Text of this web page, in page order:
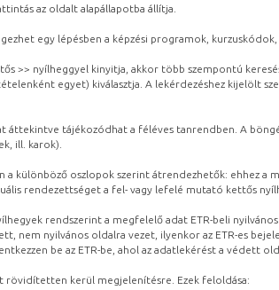
az oldalt alapállapotba állítja.
egy lépésben a képzési programok,
>> nyílheggyel kinyitja, akkor több szempontú
egyet) kiválasztja. A lekérdezéshez kijelölt
áttekintve tájékozódhat a féléves tanrendben. A
ill. karok).
a különböző oszlopok szerint átrendezhetők: ehhez a
rendezettséget a fel- vagy lefelé mutató kettős
rendszerint a megfelelő adat ETR-beli
nem nyilvános oldalra vezet, ilyenkor az ETR-es
be az ETR-be, ahol az adatlekérést a védett
rövidítetten kerül megjelenítésre. Ezek feloldása: